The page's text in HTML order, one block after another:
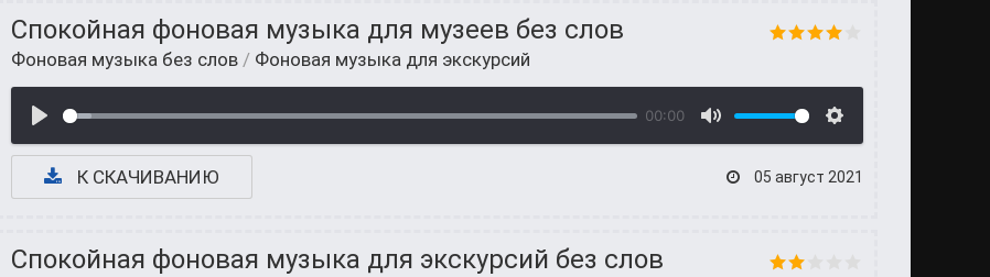
Спокойная фоновая музыка для музеев без слов
Фоновая музыка без слов / Фоновая музыка для экскурсий
00:00
К СКАЧИВАНИЮ 05 август 2021
Спокойная фоновая музыка для экскурсий без слов